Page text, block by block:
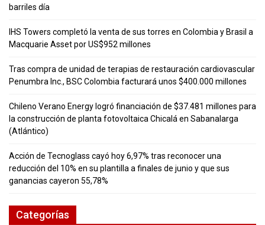
barriles día
IHS Towers completó la venta de sus torres en Colombia y Brasil a
Macquarie Asset por US$952 millones
Tras compra de unidad de terapias de restauración cardiovascular
Penumbra Inc., BSC Colombia facturará unos $400.000 millones
Chileno Verano Energy logró financiación de $37.481 millones para
la construcción de planta fotovoltaica Chicalá en Sabanalarga
(Atlántico)
Acción de Tecnoglass cayó hoy 6,97% tras reconocer una
reducción del 10% en su plantilla a finales de junio y que sus
ganancias cayeron 55,78%
Categorías